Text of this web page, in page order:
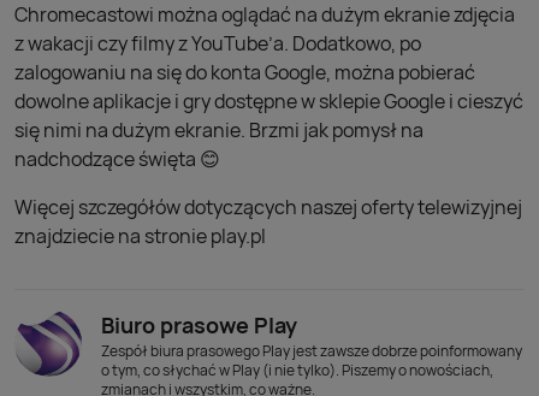
Chromecastowi można oglądać na dużym ekranie zdjęcia
z wakacji czy filmy z YouTube’a. Dodatkowo, po
zalogowaniu na się do konta Google, można pobierać
dowolne aplikacje i gry dostępne w sklepie Google i cieszyć
się nimi na dużym ekranie. Brzmi jak pomysł na
nadchodzące święta 😊
Więcej szczegółów dotyczących naszej oferty telewizyjnej
znajdziecie na stronie play.pl
Biuro prasowe Play
Zespół biura prasowego Play jest zawsze dobrze poinformowany
o tym, co słychać w Play (i nie tylko). Piszemy o nowościach,
zmianach i wszystkim, co ważne.